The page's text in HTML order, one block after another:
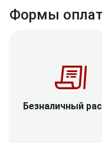
Формы
Безналичный